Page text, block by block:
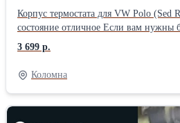
Корпус термостата для VW Polo (Sed
состояние отличное Если вам нужны б/у или новые запчасти для
автомобиля в Коломне обращайтесь
запчасти для иномарок на заказ.
оперативностью и гибким подходом к
Коломне, Рязани, Воскресенске,
Зарайске и по Новорязанскому шоссе.
3 699 р.
Коломна